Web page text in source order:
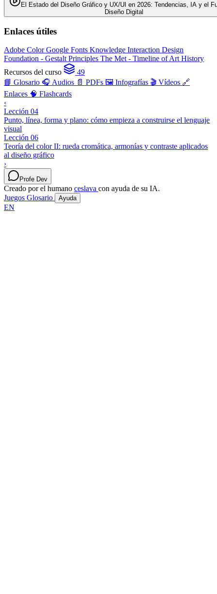
El Estado del Diseño Gráfico y UX/UI en 2026: Tendencias, IA y el
Diseño Digital
Enlaces útiles
Adobe ColorGoogle Fonts Knowledge Interaction Design
Foundation - Gestalt Principles The Met - Timeline of Art History
Recursos del curso
49
📘 Glosario 🎧 Audios 📄 PDFs 🖼️ Infografías 🎬 Vídeos 🔗
Enlaces 🧠 Flashcards
‹
Lección 04
Punto, línea, forma y plano: cómo empieza a construirse el lenguaje
visual
Lección 06
Teoría del color II: rueda cromática, armonías y contraste aplicados
al diseño gráfico
›
Profe Dev
Creado por el humano ceslava con ayuda de su IA.
Juegos Glosario Ayuda
EN